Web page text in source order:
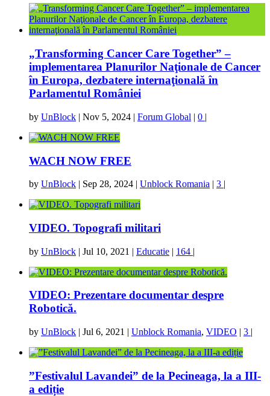
„Transforming Cancer Care Together” –
implementarea Planurilor Naţionale de Cancer
în Europa, dezbatere internaţională în
Parlamentul României
by UnBlock | Nov 5, 2024 | Forum Global | 0 |
WACH NOW FREE
by UnBlock | Sep 28, 2024 | Unblock Romania | 3 |
VIDEO. Topografi militari
by UnBlock | Jul 10, 2021 | Educatie | 164 |
VIDEO: Prezentare documentar despre
Robotică.
by UnBlock | Jul 6, 2021 | Unblock Romania, VIDEO | 3 |
”Festivalul Lavandei” de la Pecineaga, la a III-
a ediție